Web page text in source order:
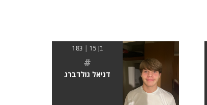
בן 15 | 183
#
דניאל גולדברג